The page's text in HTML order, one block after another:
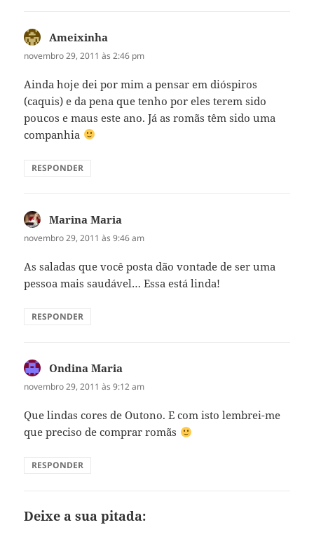
Ameixinha
novembro 29, 2011 às 2:46 pm
Ainda hoje dei por mim a pensar em dióspiros
(caquis) e da pena que tenho por eles terem sido
poucos e maus este ano. Já as romãs têm sido uma
companhia
RESPONDER
Marina Maria
novembro 29, 2011 às 9:46 am
As saladas que você posta dão vontade de ser uma
pessoa mais saudável… Essa está linda!
RESPONDER
Ondina Maria
novembro 29, 2011 às 9:12 am
Que lindas cores de Outono. E com isto lembrei-me
que preciso de comprar romãs
RESPONDER
Deixe a sua pitada: